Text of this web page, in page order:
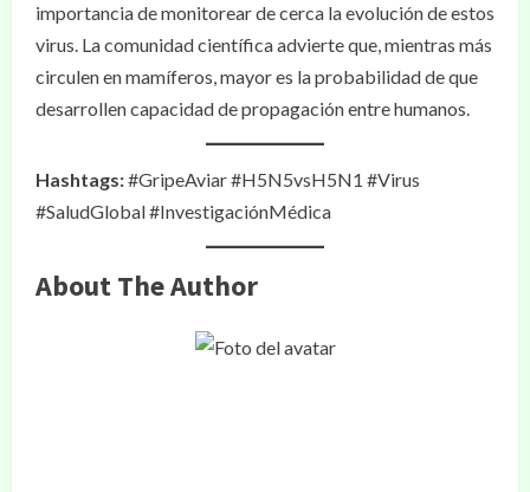
importancia de monitorear de cerca la evolución de estos
virus. La comunidad científica advierte que, mientras más
circulen en mamíferos, mayor es la probabilidad de que
desarrollen capacidad de propagación entre humanos.
Hashtags:#GripeAviar #H5N5vsH5N1 #Virus
#SaludGlobal #InvestigaciónMédica
About The Author